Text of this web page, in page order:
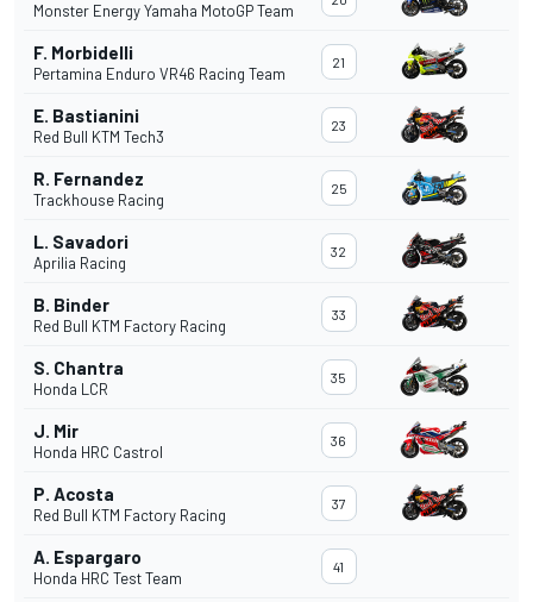
Monster Energy Yamaha MotoGP Team
F. Morbidelli
Pertamina Enduro VR46 Racing Team
21
E. Bastianini
Red Bull KTM Tech3
23
R. Fernandez
Trackhouse Racing
25
L. Savadori
Aprilia Racing
32
B. Binder
Red Bull KTM Factory Racing
33
S. Chantra
Honda LCR
35
J. Mir
Honda HRC Castrol
36
P. Acosta
Red Bull KTM Factory Racing
37
A. Espargaro
Honda HRC Test Team
41